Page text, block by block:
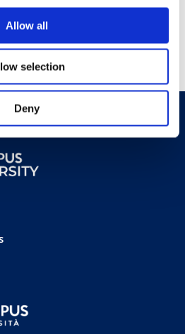
Allow all
selection
Deny
e Politica economica per la